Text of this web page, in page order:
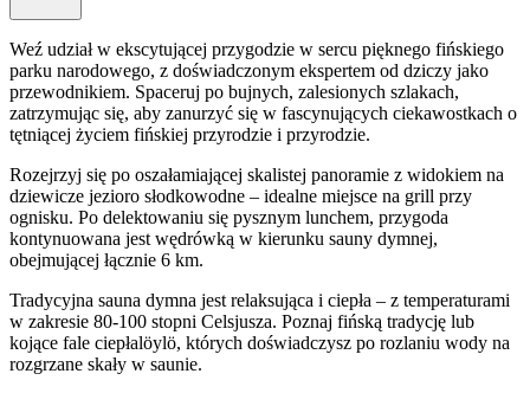
Weź udział w ekscytującej przygodzie w sercu pięknego fińskiego
parku narodowego, z doświadczonym ekspertem od dziczy jako
przewodnikiem. Spaceruj po bujnych, zalesionych szlakach,
zatrzymując się, aby zanurzyć się w fascynujących ciekawostkach o
tętniącej życiem fińskiej przyrodzie i przyrodzie.
Rozejrzyj się po oszałamiającej skalistej panoramie z widokiem na
dziewicze jezioro słodkowodne – idealne miejsce na grill przy
ognisku. Po delektowaniu się pysznym lunchem, przygoda
kontynuowana jest wędrówką w kierunku sauny dymnej,
obejmującej łącznie 6 km.
Tradycyjna sauna dymna jest relaksująca i ciepła – z temperaturami
w zakresie 80-100 stopni Celsjusza. Poznaj fińską tradycję lub
kojące fale ciepłalöylö, których doświadczysz po rozlaniu wody na
rozgrzane skały w saunie.